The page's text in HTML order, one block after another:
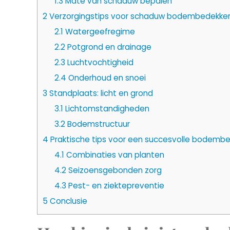
2Verzorgingstips voor schaduw
2.1 Watergeefregime
2.2Potgrond en drainage
2.3 Luchtvochtigheid
2.4 Onderhoud en snoei
3 Standplaats: licht en grond
3.1 Lichtomstandigheden
3.2Bodemstructuur
4 Praktische tips voor een succesvolle
4.1 Combinaties van planten
4.2Seizoensgebonden zorg
4.3 Pest- en ziektepreventie
5 Conclusie